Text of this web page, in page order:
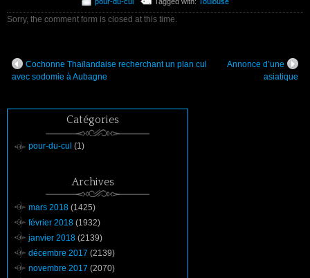
Sorry, the comment form is closed at this time.
Cochonne Thaïlandaise recherchant un plan cul
avec sodomie à Aubagne
Annonce d’une
asiatique
Catégories
pour-du-cul (1)
Archives
mars 2018 (1425)
février 2018 (1932)
janvier 2018 (2139)
décembre 2017 (2139)
novembre 2017 (2070)